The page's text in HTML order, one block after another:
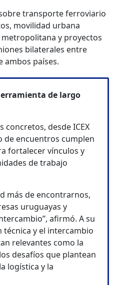
transporte ferroviario
movilidad urbana
y proyectos
bilaterales entre
ambos países.
de largo
concretos, desde ICEX
de encuentros cumplen
fortalecer vínculos y
de trabajo
más de encontrarnos,
uruguayas y
afirmó. A su
técnica y el intercambio
relevantes como la
desafíos que plantean
logística y la